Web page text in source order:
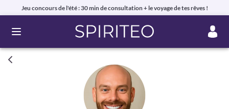
Jeu concours de l'été : 30 min de consultation + le voyage de tes rêves !
Ouvrir le menu